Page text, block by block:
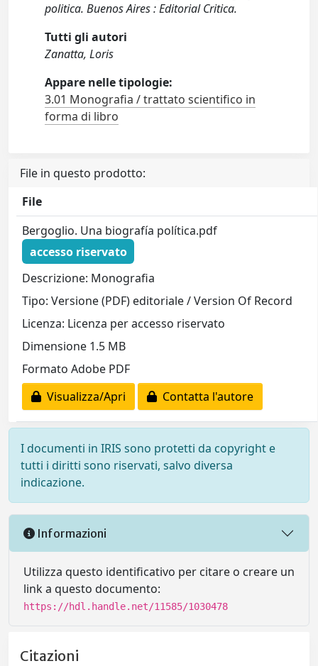
politica. Buenos Aires : Editorial Critica.
Tutti gli autori
Zanatta, Loris
Appare nelle tipologie:
3.01 Monografia / trattato scientifico in
forma di libro
File in questo prodotto:
File
Bergoglio. Una biografía política.pdf
accesso riservato
Descrizione: Monografia
Tipo: Versione (PDF) editoriale / Version Of Record
Licenza: Licenza per accesso riservato
Dimensione 1.5 MB
Formato Adobe PDF
Visualizza/Apri
Contatta l'autore
I documenti in IRIS sono protetti da copyright e
tutti i diritti sono riservati, salvo diversa
indicazione.
Informazioni
Utilizza questo identificativo per citare o creare un
link a questo documento:
https://hdl.handle.net/11585/1030478
Citazioni